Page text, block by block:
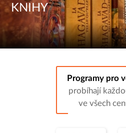
KNIHY
Programy pro
probíhají
ve všech